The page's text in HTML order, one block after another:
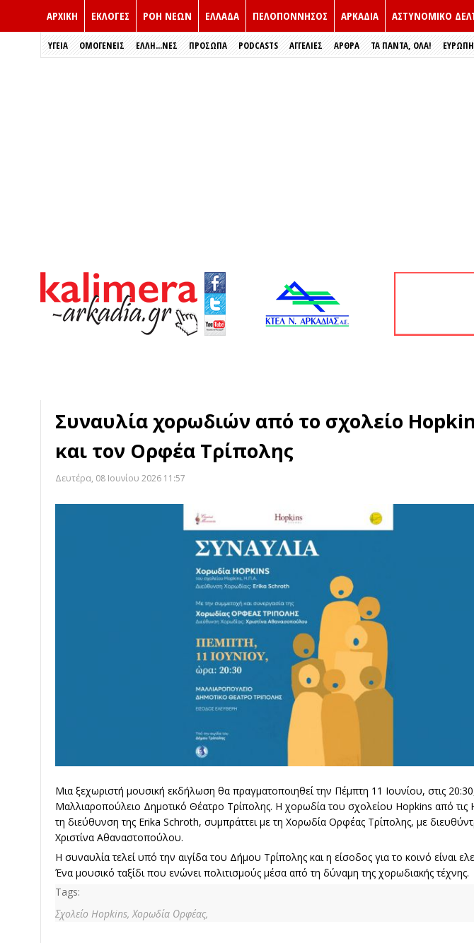
ΑΡΧΙΚΗ ΕΚΛΟΓΈΣ ΡΟΗ ΝΕΩΝ ΕΛΛΑΔΑ ΠΕΛΟΠΟΝΝΗΣΟΣ ΑΡΚΑΔΙΑ ΑΣΤΥΝΟΜΙΚΟ
ΥΓΕΙΑ ΟΜΟΓΕΝΕΙΣ ΈΛΛΗ...ΝΕΣ ΠΡΌΣΩΠΑ PODCASTS ΑΓΓΕΛΙΕΣ ΑΡΘΡΑ ΤΑ ΠΑΝΤΑ, ΟΛΑ! ΕΥΡΏΠΗ
Συναυλία χορωδιών από το σχολείο
και τον Ορφέα Τρίπολης
Δευτέρα, 08 Ιουνίου 2026 11:57
Μια ξεχωριστή μουσική εκδήλωση θα πραγματοποιηθεί την Πέμπτη 11 Ιουνίου, στις
Μαλλιαροπούλειο Δημοτικό Θέατρο Τρίπολης. Η χορωδία του σχολείου Hopkins από
τη διεύθυνση της Erika Schroth, συμπράττει με τη Χορωδία Ορφέας Τρίπολης, με
Χριστίνα Αθαναστοπούλου.
Η συναυλία τελεί υπό την αιγίδα του Δήμου Τρίπολης και η είσοδος για το κοινό είναι
Ένα μουσικό ταξίδι που ενώνει πολιτισμούς μέσα από τη δύναμη της χορωδιακής τέχνης.
Tags:
Σχολείο Hopkins,Χορωδία Ορφέας,